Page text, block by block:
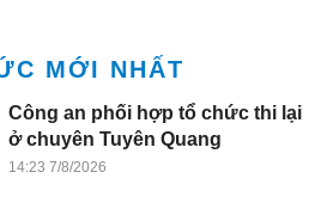
MỚI NHẤT
Công an phối hợp tổ chức thi lại
ở chuyên Tuyên Quang
14:23 7/8/2026